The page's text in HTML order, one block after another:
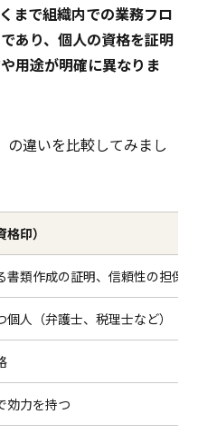
まで組織内での業務フロ
あり、個人の資格を証明
用途が明確に異なりま
の違いを比較してみまし
印）
書類作成の証明、信頼性の担保
人（弁護士、税理士など）
効力を持つ